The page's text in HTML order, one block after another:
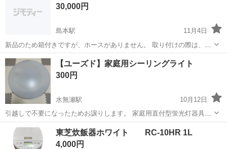
30,000円
島本駅
11月4日
新品のため箱付きですが、ホースがありません。 取り付けの際は、個
人で業者手配とホース代をご負担ください。
大阪 三島郡 島本駅 家電 個人
【ユーズド】家庭用シーリングライト
300円
水無瀬駅
10月12日
引越しで不要になったためお譲りします。 家庭用直付型蛍光灯器具
LHE-90232E2 丸善電機株式会社 2006年製 問題なく使用可能です。 ご
入用の方、よろしくお願いいたします。
大阪 三島郡 水無瀬駅 生活家電
東芝炊飯器ホワイト RC-10HR 1L
4,000円